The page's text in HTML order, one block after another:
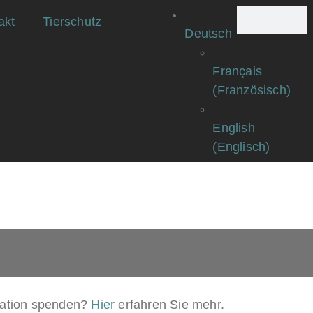
Tierschutz
Deutsch
Français
(Französisch)
English
(Englisch)
spenden? Hier erfahren Sie mehr.